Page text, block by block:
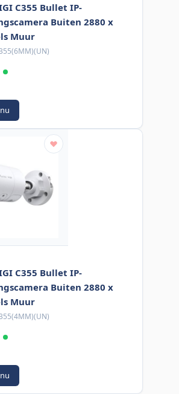
C355 Bullet IP-
Buiten 2880 x
Muur
C355 Bullet IP-
Buiten 2880 x
Muur